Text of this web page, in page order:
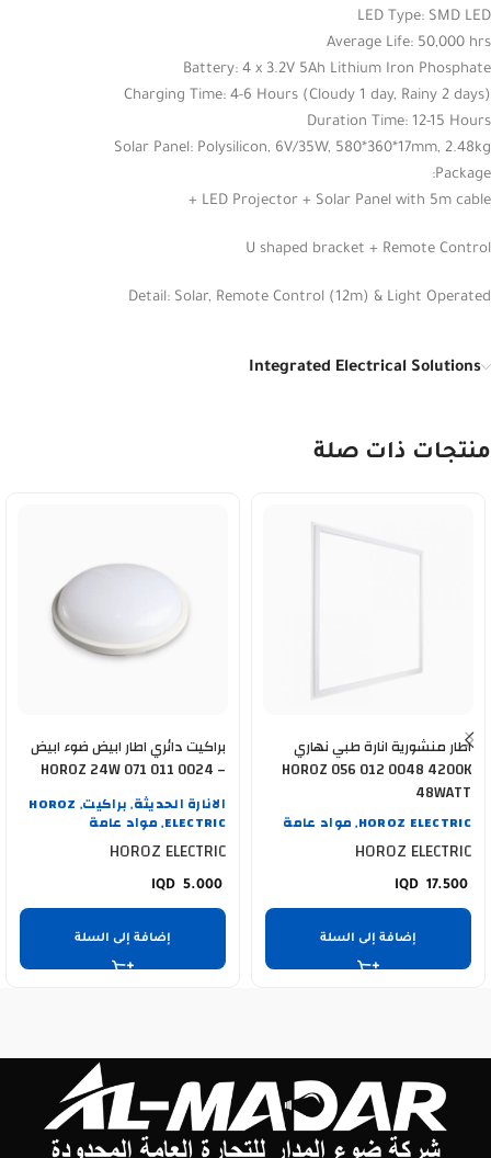
LED Type: SMD LED
Average Life: 50,000 hrs
Battery: 4 x 3.2V 5Ah Lithium Iron Phosphate
Charging Time: 4-6 Hours (Cloudy 1 day, Rainy 2 days)
Duration Time: 12-15 Hours
Solar Panel: Polysilicon, 6V/35W, 580*360*17mm, 2.48kg
Package:
LED Projector + Solar Panel with 5m cable +
U shaped bracket + Remote Control
Detail: Solar, Remote Control (12m) & Light Operated
Integrated Electrical Solutions
منتجات ذات صلة
اطار منشورية انارة طبي نهاري
HOROZ 056 012 0048 4200K
48WATT
HOROZ ELECTRIC
, مواد عامة
HOROZ ELECTRIC
17.500
إضافة إلى السلة
براكيت دائري اطار ابيض ضوء ابيض
HOROZ 24W 071 011 0024 –
400 002 0128
الانارة الحديثة, براكيت,
HOROZ
ELECTRIC
, مواد عامة
HOROZ ELECTRIC
5.000
إضافة إلى السلة